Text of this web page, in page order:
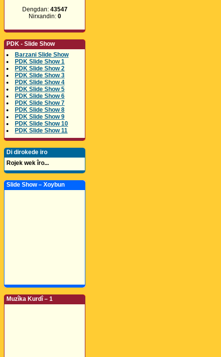
Dengdan: 43547
Nirxandin: 0
PDK - Slide Show
Barzani Slide Show
PDK Slide Show 1
PDK Slide Show 2
PDK Slide Show 3
PDK Slide Show 4
PDK Slide Show 5
PDK Slide Show 6
PDK Slide Show 7
PDK Slide Show 8
PDK Slide Show 9
PDK Slide Show 10
PDK Slide Show 11
Di dirokede iro
Rojek wek îro...
Slide Show – Xoybun
Muzîka Kurdî – 1